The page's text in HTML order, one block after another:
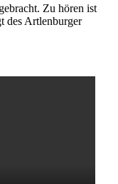
Zu hören ist
des Artlenburger